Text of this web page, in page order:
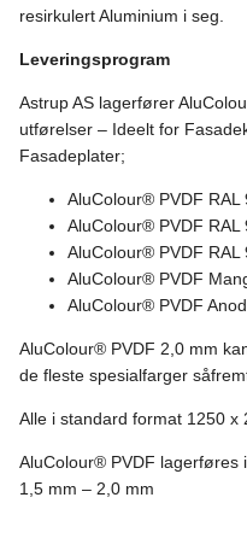
resirkulert Aluminium i seg.
Leveringsprogram
Astrup AS lagerfører
utførelser – Ideelt for
Fasadeplater;
AluColour® PVDF
AluColour® PVDF RAL
AluColour® PVDF
AluColour® PVDF
AluColour® PVDF
AluColour® PVDF 2,0 mm
de fleste spesialfarger
Alle i standard format 1250 x
AluColour® PVDF lagerføres
1,5 mm – 2,0 mm